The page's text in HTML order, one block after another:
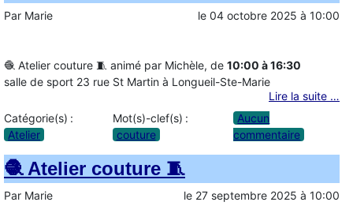
Par Marie le 04 octobre 2025 à 10:00
🧶 Atelier couture 🧵 animé par Michèle, de 10:00 à 16:30
salle de sport 23 rue St Martin à Longueil-Ste-Marie
Lire la suite …
Catégorie(s) :
Atelier
Mot(s)-clef(s) :
couture
Aucun
commentaire
🧶 Atelier couture 🧵
Par Marie le 27 septembre 2025 à 10:00